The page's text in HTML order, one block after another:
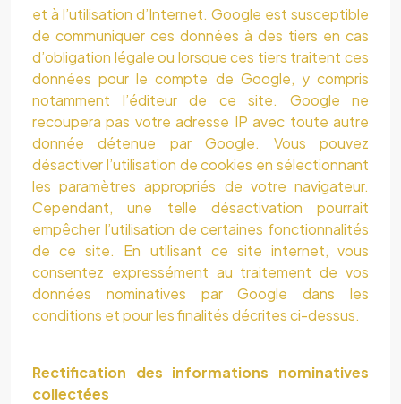
et à l’utilisation d’Internet. Google est susceptible
de communiquer ces données à des tiers en cas
d’obligation légale ou lorsque ces tiers traitent ces
données pour le compte de Google, y compris
notamment l’éditeur de ce site. Google ne
recoupera pas votre adresse IP avec toute autre
donnée détenue par Google. Vous pouvez
désactiver l’utilisation de cookies en sélectionnant
les paramètres appropriés de votre navigateur.
Cependant, une telle désactivation pourrait
empêcher l’utilisation de certaines fonctionnalités
de ce site. En utilisant ce site internet, vous
consentez expressément au traitement de vos
données nominatives par Google dans les
conditions et pour les finalités décrites ci-dessus.
Rectification des informations nominatives
collectées